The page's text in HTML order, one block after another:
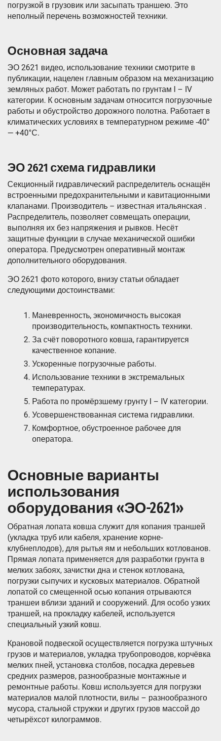
погрузкой в грузовик или засыпать траншею. Это
неполный перечень возможностей техники.
Основная задача
ЭО 2621 видео, использование техники смотрите в
публикации, нацелен главным образом на механизацию
земляных работ. Может работать по грунтам I – IV
категории. К основным задачам относится погрузочные
работы и обустройство дорожного полотна. Работает в
климатических условиях в температурном режиме -40°
— +40°С.
ЭО 2621 схема гидравлики
Секционный гидравлический распределитель оснащён
встроенными предохранительными и кавитационными
клапанами. Производитель – известная итальянская .
Распределитель, позволяет совмещать операции,
выполняя их без напряжения и рывков. Несёт
защитные функции в случае механической ошибки
оператора. Предусмотрен оперативный монтаж
дополнительного оборудования.
ЭО 2621 фото которого, внизу статьи обладает
следующими достоинствами:
Маневренность, экономичность высокая
производительность, компактность техники.
За счёт поворотного ковша, гарантируется
качественное копание.
Ускоренные погрузочные работы.
Использование техники в экстремальных
температурах.
Работа по промёрзшему грунту I – IV категории.
Усовершенствованная система гидравлики.
Комфортное, обустроенное рабочее для
оператора.
Основные варианты
использования
оборудования «ЭО-2621»
Обратная лопата ковша служит для копания траншей
(укладка труб или кабеля, хранение корне-
клубнеплодов), для рытья ям и небольших котлованов.
Прямая лопата применяется для разработки грунта в
мелких забоях, зачистки дна и стенок котлована,
погрузки сыпучих и кусковых материалов. Обратной
лопатой со смещенной осью копания отрываются
траншеи вблизи зданий и сооружений. Для особо узких
траншей, на прокладку кабелей, используется
специальный узкий ковш.
Крановой подвеской осуществляется погрузка штучных
грузов и материалов, укладка трубопроводов, корчёвка
мелких пней, установка столбов, посадка деревьев
средних размеров, разнообразные монтажные и
ремонтные работы. Ковш используется для погрузки
материалов малой плотности, вилы – разнообразного
мусора, стальной стружки и других грузов массой до
четырёхсот килограммов.